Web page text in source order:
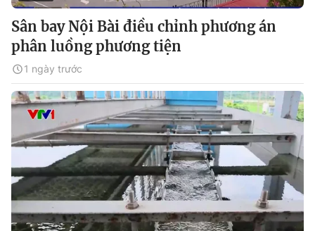
Sân bay Nội Bài điều chỉnh phương án
phân luồng phương tiện
1 ngày trước